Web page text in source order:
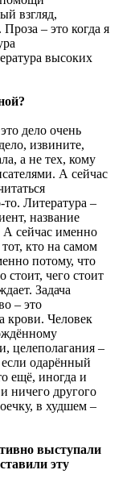
взгляд,
– это когда я
высоких
дело очень
извините,
а не тех, кому
А сейчас
Литература –
название
А сейчас именно
кто на самом
потому, что
стоит, чего стоит
Задача
– это
крови. Человек
целеполагания –
одарённый
ещё, иногда и
ничего другого
в худшем –
выступали
эту